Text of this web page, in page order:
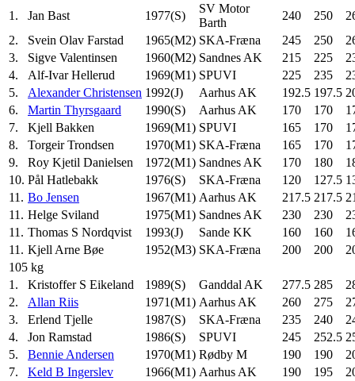
1.
Jan Bast 1977(S)
SV Motor
Barth
240 250
2.
Svein Olav Farstad 1965(M2) SKA-Fræna 245 250
3.
Sigve Valentinsen 1960(M2) Sandnes AK 215 225
4.
Alf-Ivar Hellerud 1969(M1) SPUVI 225 235
5.
Alexander Christensen 1992(J) Aarhus AK 192.5 197.5
6.
Martin Thyrsgaard 1990(S) Aarhus AK 170 170
7.
Kjell Bakken 1969(M1) SPUVI 165 170
8.
Torgeir Trondsen 1970(M1) SKA-Fræna 165 170
9.
Roy Kjetil Danielsen 1972(M1) Sandnes AK 170 180
10. Pål Hatlebakk 1976(S) SKA-Fræna 120 127.5
11. Bo Jensen 1967(M1) Aarhus AK 217.5 217.5
11. Helge Sviland 1975(M1) Sandnes AK 230 230
11. Thomas S Nordqvist 1993(J) Sande KK 160 160
11. Kjell Arne Bøe 1952(M3) SKA-Fræna 200 200
105 kg
1.
Kristoffer S Eikeland 1989(S) Ganddal AK 277.5 285
2.
Allan Riis 1971(M1) Aarhus AK 260 275
3.
Erlend Tjelle 1987(S) SKA-Fræna 235 240
4.
Jon Ramstad 1986(S) SPUVI 245 252.5
5.
Bennie Andersen 1970(M1) Rødby M 190 190
7.
Keld B Ingerslev 1966(M1) Aarhus AK 190 195